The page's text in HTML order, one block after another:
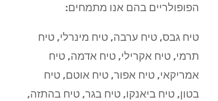
הפופולריים בהם אנו מתמחים:
טיח גבס, טיח ערבה, טיח מינרלי, טיח
תרמי, טיח אקרילי, טיח אדמה, טיח
אמריקאי, טיח אפור, טיח אוטם, טיח
בטון, טיח ביאנקו, טיח בגר, טיח בהתזה,